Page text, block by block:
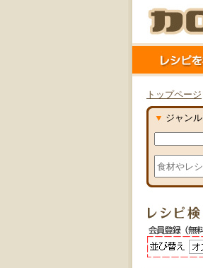
トップページ
▼ ジャンル